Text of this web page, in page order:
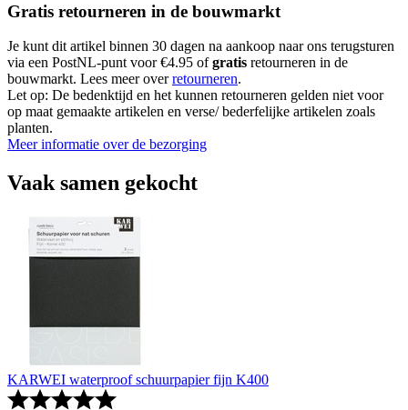
Gratis retourneren in de bouwmarkt
Je kunt dit artikel binnen 30 dagen na aankoop naar ons terugsturen
via een PostNL-punt voor €4.95 ofgratis retourneren in de
bouwmarkt. Lees meer overretourneren.
Let op: De bedenktijd en het kunnen retourneren gelden niet voor
op maat gemaakte artikelen en verse/ bederfelijke artikelen zoals
planten.
Meer informatie over de bezorging
Vaak samen gekocht
KARWEI waterproof schuurpapier fijn K400